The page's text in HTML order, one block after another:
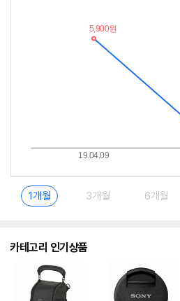
1개월 3개월 6개월
카테고리 인기상품